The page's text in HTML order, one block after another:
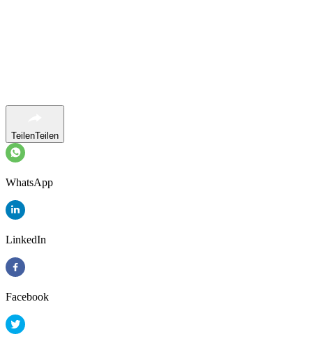
TeilenTeilen
WhatsApp
LinkedIn
Facebook